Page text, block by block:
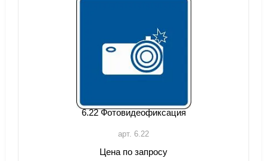
6.22 Фотовидеофиксация
арт. 6.22
Цена по запросу